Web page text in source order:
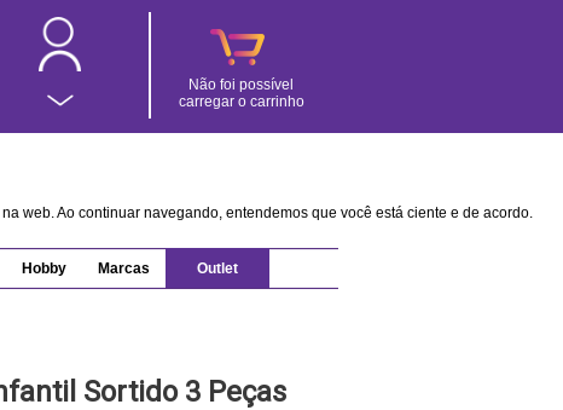
Não foi possível
carregar o carrinho
web. Ao continuar navegando, entendemos que você está ciente e de acordo.
Hobby Marcas Outlet
Sortido 3 Peças